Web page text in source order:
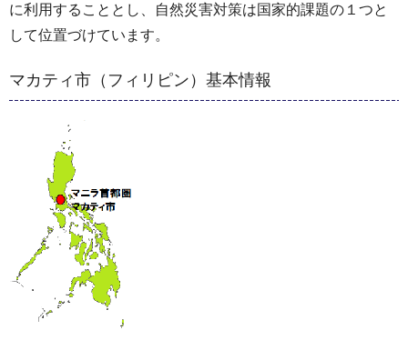
に利用することとし、自然災害対策は国家的課題の１つと
して位置づけています。
マカティ市（フィリピン）基本情報